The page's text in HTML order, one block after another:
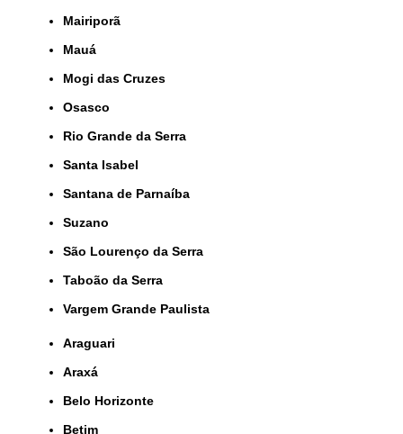
Mairiporã
Mauá
Mogi das Cruzes
Osasco
Rio Grande da Serra
Santa Isabel
Santana de Parnaíba
Suzano
São Lourenço da Serra
Taboão da Serra
Vargem Grande Paulista
Araguari
Araxá
Belo Horizonte
Betim